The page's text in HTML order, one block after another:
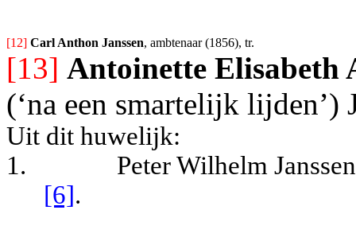
[12] Carl Anthon Janssen, ambtenaar (1856), tr.
[13] Antoinette Elisabeth
(‘na een smartelijk lijden’)
Uit dit huwelijk:
1.
Peter Wilhelm
[6].